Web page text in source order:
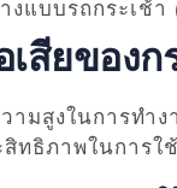
งแบบรถกระเช้
สียของก
มสูงในการทำง
สิทธิภาพในการใ